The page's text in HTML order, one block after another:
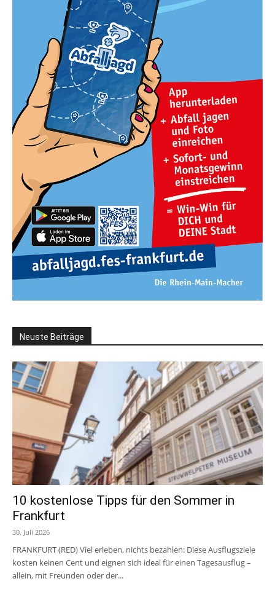
Neuste Beiträge
10 kostenlose Tipps für den Sommer in
Frankfurt
30. Juli 2026
FRANKFURT (RED) Viel erleben, nichts bezahlen: Diese Ausflugsziele
kosten keinen Cent und eignen sich ideal für einen Tagesausflug –
allein, mit Freunden oder der...